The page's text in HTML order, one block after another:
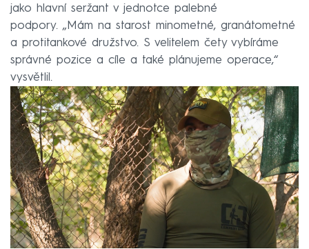
jako hlavní seržant v jednotce palebné
podpory. „Mám na starost minometné, granátometné
a protitankové družstvo. S velitelem čety vybíráme
správné pozice a cíle a také plánujeme operace,“
vysvětlil.